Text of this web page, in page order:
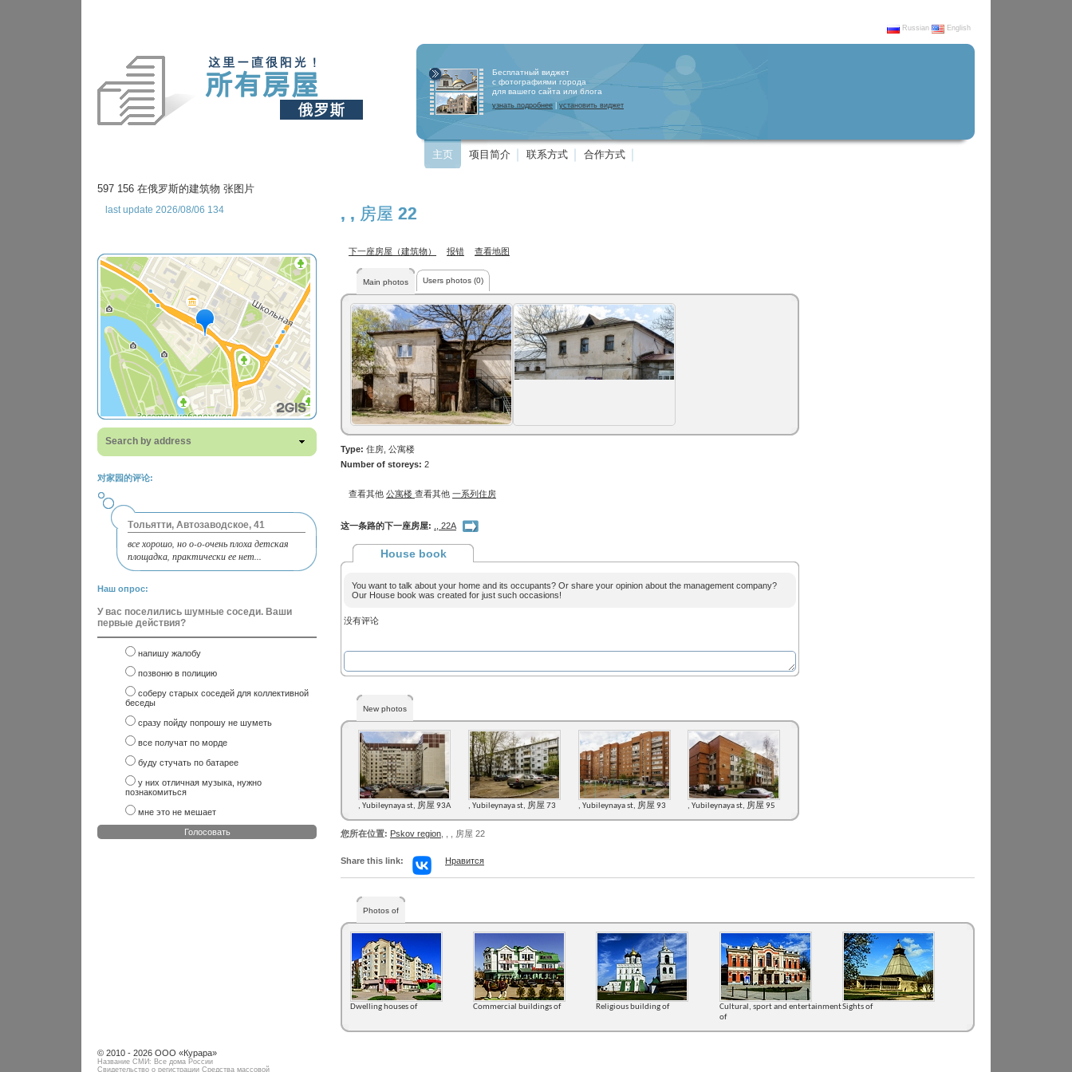
Russian English
Бесплатный виджет
с фотографиями города
для вашего сайта или блога
узнать подробнее установить виджет
主页 项目简介 联系方式 合作方式
597 156 在俄罗斯的建筑物 张图片
last update 2026/08/06 134
Search by address
对家园的评论:
Тольятти, Автозаводское, 41
все хорошо, но о-о-очень плоха детская
площадка, практически ее нет...
Наш опрос:
У вас поселились шумные соседи. Ваши
первые действия?
напишу жалобу
позвоню в полицию
соберу старых соседей для коллективной
беседы
сразу пойду попрошу не шуметь
все получат по морде
буду стучать по батарее
у них отличная музыка, нужно
познакомиться
мне это не мешает
Голосовать
, , 房屋 22
下一座房屋（建筑物） 报错 查看地图
Main photos Users photos (0)
Type: 住房, 公寓楼
Number of storeys: 2
查看其他 公寓楼 查看其他 一系列住房
这一条路的下一座房屋: ., 22А
House book
You want to talk about your home and its occupants? Or share your opinion about the management company?
Our House book was created for just such occasions!
没有评论
New photos
, Yubileynaya st, 房屋 93А , Yubileynaya st, 房屋 73 , Yubileynaya st, 房屋 93 , Yubileynaya st, 房屋 95
您所在位置: Pskov region , 房屋 22
Share this link: Нравится
Photos of
Dwelling houses of Commercial buildings of Religious building of
Cultural, sport and entertainment
of
Sights of
© 2010 - 2026 ООО «Курара»
Название СМИ: Все дома России
Свидетельство о регистрации Средства массовой